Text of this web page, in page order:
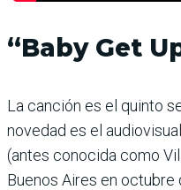
“Baby Get
La canción es el quinto
novedad es el
(antes conocida como
Buenos Aires en octubre